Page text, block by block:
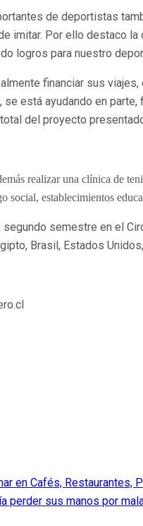
de deportistas
imitar. Por ello destaco
logros para nuestro
financiar sus
está ayudando en
del proyecto
realizar una clínica de
social, establecimientos
semestre en el
Brasil, Estados
en Cafés, Restaurantes,
perder sus manos por